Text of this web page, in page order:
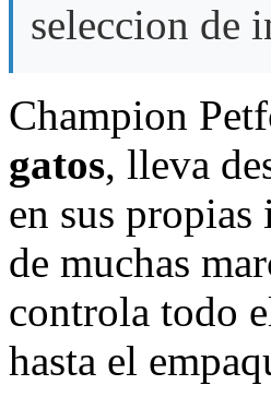
seleccion de
Champion
gatos, lleva
en sus
de muchas
controla todo
hasta el